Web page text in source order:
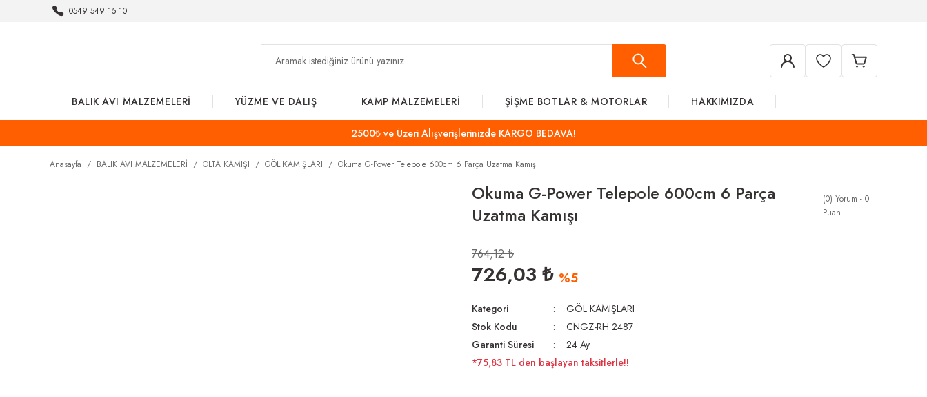
0549 549 15 10
BALIK AVI MALZEMELERİ YÜZME VE DALIŞ KAMP MALZEMELERİ ŞİŞME BOTLAR & MOTORLAR HAKKIMIZDA
2500₺ ve Üzeri Alışverişlerinizde KARGO BEDAVA!
Anasayfa BALIK AVI MALZEMELERİ OLTA KAMIŞI GÖL KAMIŞLARI Okuma G-Power Telepole 600cm 6 Parça Uzatma Kamışı
Okuma G-Power Telepole 600cm 6 Parça
Uzatma Kamışı
(0) Yorum - 0
Puan
764,12 ₺
726,03 ₺ %5
Kategori
GÖL KAMIŞLARI
Stok Kodu
CNGZ-RH 2487
Garanti Süresi
24 Ay
*75,83 TL den başlayan taksitlerle!!